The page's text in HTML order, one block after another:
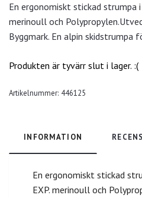
En ergonomiskt stickad strumpa
merinoull och
Byggmark. En alpin skidstrumpa
Produkten är tyvärr slut i lager. :(
Artikelnummer: 446125
INFORMATION
En ergonomiskt stickad
EXP. merinoull och